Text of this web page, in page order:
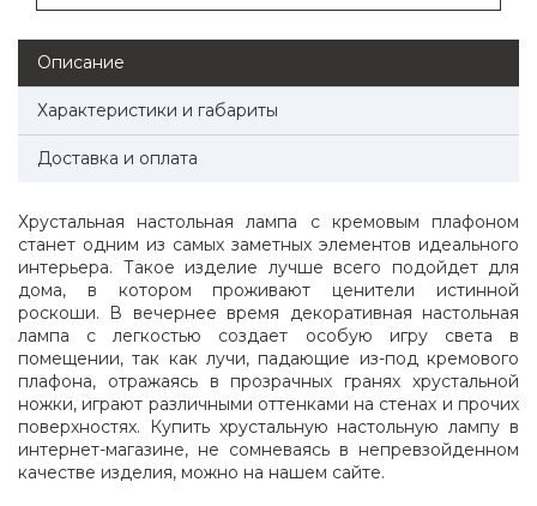
Описание
Характеристики и габариты
Доставка и оплата
Хрустальная настольная лампа с кремовым плафоном
станет одним из самых заметных элементов идеального
интерьера. Такое изделие лучше всего подойдет для
дома, в котором проживают ценители истинной
роскоши. В вечернее время декоративная настольная
лампа с легкостью создает особую игру света в
помещении, так как лучи, падающие из-под кремового
плафона, отражаясь в прозрачных гранях хрустальной
ножки, играют различными оттенками на стенах и прочих
поверхностях. Купить хрустальную настольную лампу в
интернет-магазине, не сомневаясь в непревзойденном
качестве изделия, можно на нашем сайте.